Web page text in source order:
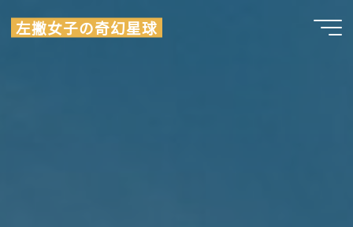
左撇女子の奇幻星球